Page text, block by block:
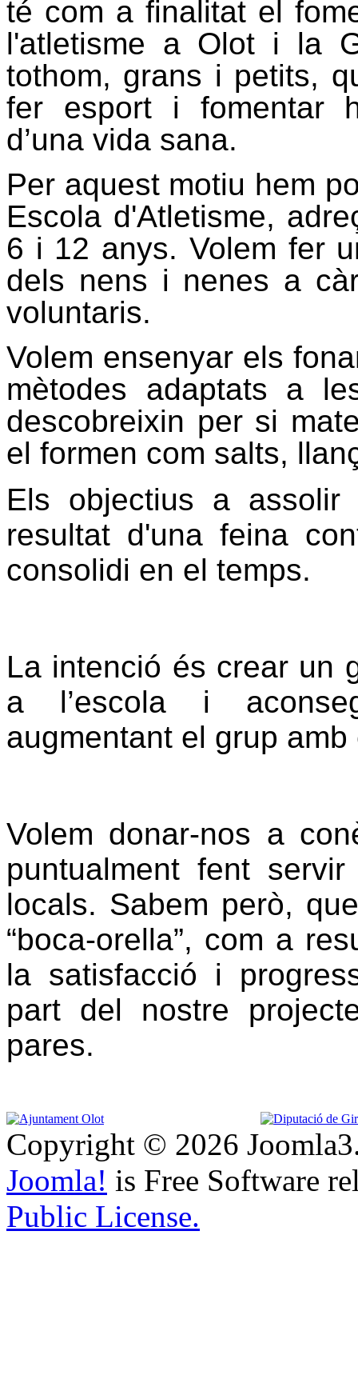
té com a finalitat el
l'atletisme a Olot i la
tothom, grans i petits,
fer esport i fomentar
d’una vida sana.
Per aquest motiu hem
Escola d'Atletisme,
6 i 12 anys. Volem fer
dels nens i nenes a
voluntaris.
Volem ensenyar els
mètodes adaptats a
descobreixin per si
el formen com salts,
Els objectius a
resultat d'una feina
consolidi en el temps.
La intenció és crear un
a l’escola i
augmentant el grup
Volem donar-nos a
puntualment fent
locals. Sabem però,
“boca-orella”, com a
la satisfacció i
part del nostre
pares.
Copyright © 2026
Joomla! is Free Software
Public License.